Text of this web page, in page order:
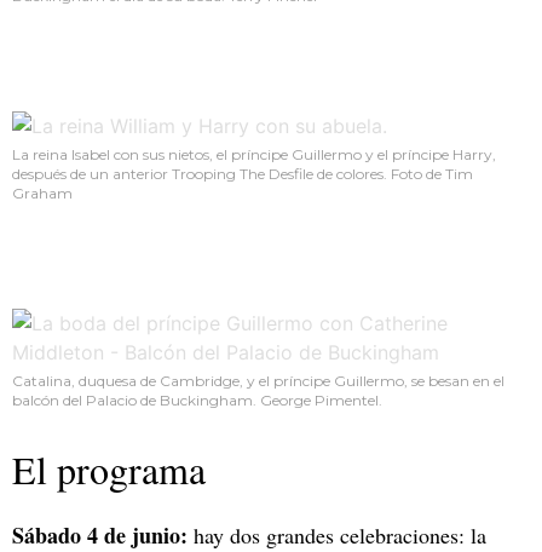
La reina Isabel con sus nietos, el príncipe Guillermo y el príncipe Harry,
después de un anterior Trooping The Desfile de colores. Foto de Tim
Graham
Catalina, duquesa de Cambridge, y el príncipe Guillermo, se besan en el
balcón del Palacio de Buckingham. George Pimentel.
El programa
Sábado 4 de junio: hay dos grandes celebraciones: la